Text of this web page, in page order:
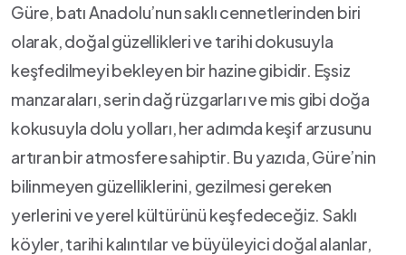
Güre,‌ batı Anadolu’nun saklı⁣ cennetlerinden biri
olarak, doğal güzellikleri⁢ ve tarihi‍ dokusuyla⁤
keşfedilmeyi bekleyen bir hazine ‌gibidir. Eşsiz⁢
manzaraları, serin‍ dağ rüzgarları ve mis gibi ‌doğa
kokusuyla ‌dolu yolları, her⁣ adımda keşif arzusunu​
artıran ⁢bir atmosfere sahiptir. Bu yazıda, Güre’nin
bilinmeyen güzelliklerini, gezilmesi‌ gereken
yerlerini⁣ ve ⁤yerel kültürünü ‍keşfedeceğiz. Saklı⁤
köyler, ⁣tarihi kalıntılar ve ⁣büyüleyici ⁢doğal alanlar,